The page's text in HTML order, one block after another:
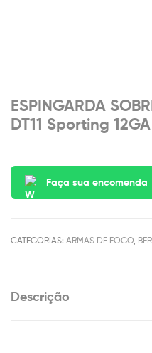
ESPINGARDA
DT11 Sporting 12GA
Faça sua encomenda
CATEGORIAS: ARMAS DE FOGO
Descrição